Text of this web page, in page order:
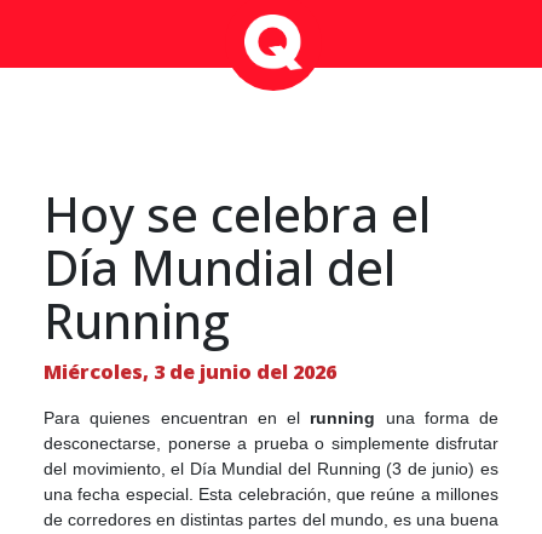
Hoy se celebra el
Día Mundial del
Running
Miércoles, 3 de junio del 2026
Para quienes encuentran en el running una forma de
desconectarse, ponerse a prueba o simplemente disfrutar
del movimiento, el Día Mundial del Running (3 de junio) es
una fecha especial. Esta celebración, que reúne a millones
de corredores en distintas partes del mundo, es una buena